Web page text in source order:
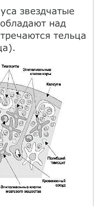
звездчатые
над
тельца